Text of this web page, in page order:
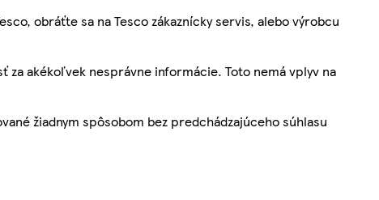
obráťte sa na Tesco zákaznícky servis, alebo výrobcu
za akékoľvek nesprávne informácie. Toto nemá vplyv na
žiadnym spôsobom bez predchádzajúceho súhlasu